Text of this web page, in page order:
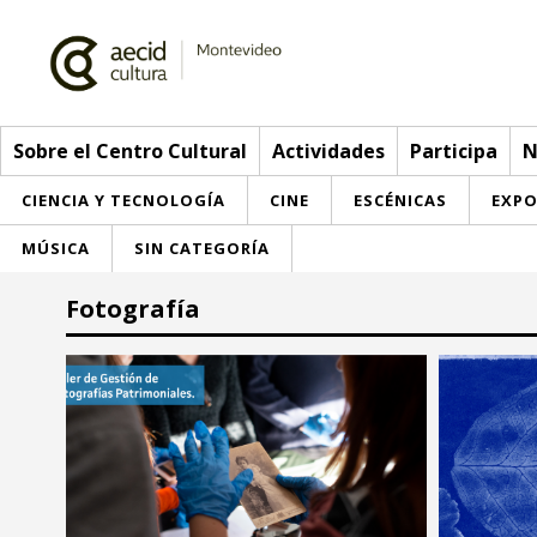
Sobre el Centro Cultural Actividades Participa
CIENCIA Y TECNOLOGÍA CINE ESCÉNICAS
MÚSICA SIN CATEGORÍA
Sobre el Centro Cultural
Red AECID
Equipo
Instalaciones
> Ir a Actividades
Esta semana
Inscripciones
Participa
Envíanos tu propuesta
Buzón de sugerencias
Convocatorias
Fotografía